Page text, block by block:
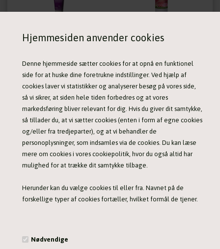
Hjemmesiden anvender cookies
Denne hjemmeside sætter cookies for at opnå en funktionel
side for at huske dine foretrukne indstillinger. Ved hjælp af
cookies laver vi statistikker og analyserer besøg på vores side,
så vi sikrer, at siden hele tiden forbedres og at vores
markedsføring bliver relevant for dig. Hvis du giver dit samtykke,
så tillader du, at vi sætter cookies (enten i form af egne cookies
og/eller fra tredjeparter), og at vi behandler de
personoplysninger, som indsamles via de cookies. Du kan læse
mere om cookies i vores cookiepolitik, hvor du også altid har
mulighed for at trække dit samtykke tilbage.
Herunder kan du vælge cookies til eller fra. Navnet på de
forskellige typer af cookies fortæller, hvilket formål de tjener.
Nødvendige
79,00 DKK 109,00 DKK
B&B Citrus shampoo - 250 ml
109,00 DKK